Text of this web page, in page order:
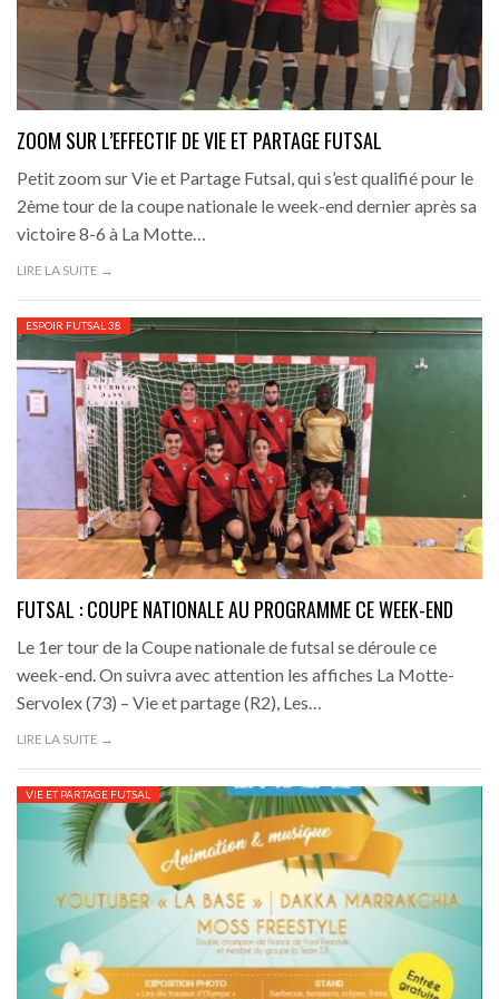
ZOOM SUR L’EFFECTIF DE VIE ET PARTAGE FUTSAL
Petit zoom sur Vie et Partage Futsal, qui s’est qualifié pour le
2ème tour de la coupe nationale le week-end dernier après sa
victoire 8-6 à La Motte…
LIRE LA SUITE →
ESPOIR FUTSAL 38
FUTSAL : COUPE NATIONALE AU PROGRAMME CE WEEK-END
Le 1er tour de la Coupe nationale de futsal se déroule ce
week-end. On suivra avec attention les affiches La Motte-
Servolex (73) – Vie et partage (R2), Les…
LIRE LA SUITE →
VIE ET PARTAGE FUTSAL